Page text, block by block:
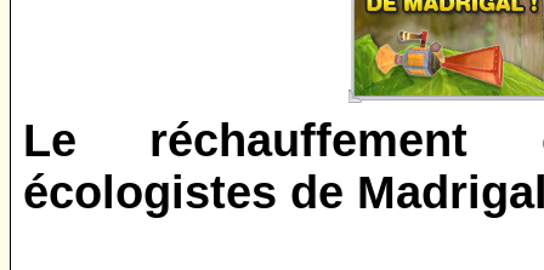
Le réchauffement
écologistes de